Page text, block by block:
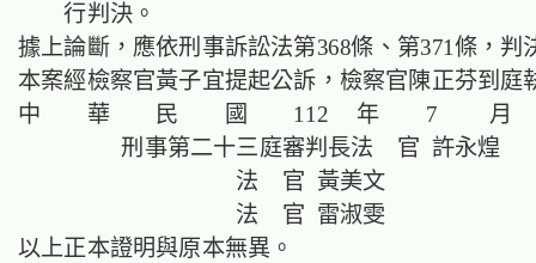
行判決。
據上論斷，應依刑事訴訟法第368條、第371條，判
本案經檢察官黃子宜提起公訴，檢察官陳正芬到庭
中 華 民 國 112 年 7 月
刑事第二十三庭審判長法 官 許永煌
法 官 黃美文
法 官 雷淑雯
以上正本證明與原本無異。